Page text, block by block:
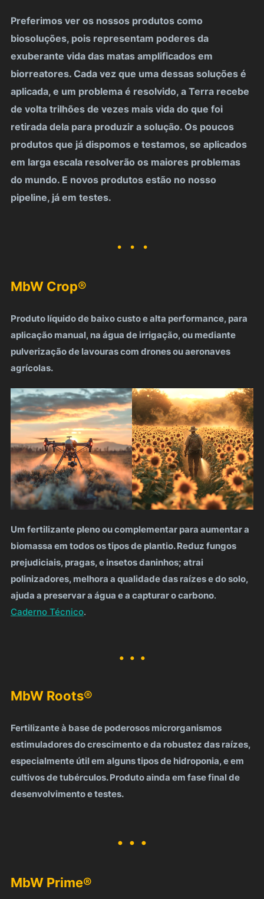
Preferimos ver os nossos produtos como
biosoluções, pois representam poderes da
exuberante vida das matas amplificados em
biorreatores. Cada vez que uma dessas soluções é
aplicada, e um problema é resolvido, a Terra recebe
de volta trilhões de vezes mais vida do que foi
retirada dela para produzir a solução. Os poucos
produtos que já dispomos e testamos, se aplicados
em larga escala resolverão os maiores problemas
do mundo. E novos produtos estão no nosso
pipeline, já em testes.
. . .
MbW Crop®
Produto líquido de baixo custo e alta performance, para
aplicação manual, na água de irrigação, ou mediante
pulverização de lavouras com drones ou aeronaves
agrícolas.
Um fertilizante pleno ou complementar para aumentar a
biomassa em todos os tipos de plantio. Reduz fungos
prejudiciais, pragas, e insetos daninhos; atrai
polinizadores, melhora a qualidade das raízes e do solo,
ajuda a preservar a água e a capturar o carbono.
Caderno Técnico.
. . .
MbW Roots®
Fertilizante à base de poderosos microrganismos
estimuladores do crescimento e da robustez das raízes,
especialmente útil em alguns tipos de hidroponia, e em
cultivos de tubérculos. Produto ainda em fase final de
desenvolvimento e testes.
. . .
MbW Prime®